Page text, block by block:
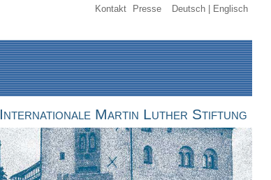
Kontakt Presse Deutsch Englisch
Internationale Martin Luther Stiftung